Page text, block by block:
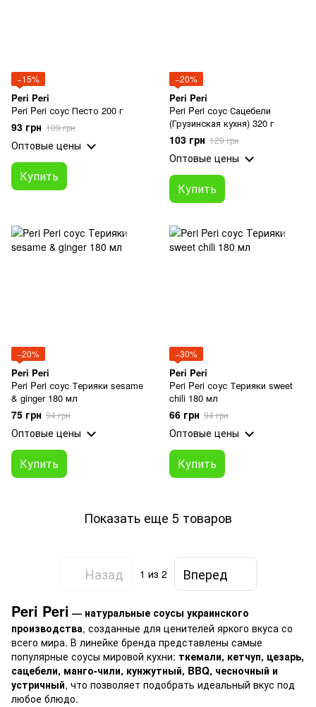
−15%
Peri Peri
Peri Peri соус Песто 200 г
93 грн 109 грн
Оптовые цены
Купить
−20%
Peri Peri
Peri Peri соус Сацебели
(Грузинская кухня) 320 г
103 грн 129 грн
Оптовые цены
Купить
−20%
Peri Peri
Peri Peri соус Терияки sesame
& ginger 180 мл
75 грн 94 грн
Оптовые цены
Купить
−30%
Peri Peri
Peri Peri соус Терияки sweet
chili 180 мл
66 грн 94 грн
Оптовые цены
Купить
Показать еще 5 товаров
Назад 1 из 2 Вперед
Peri Peri — натуральные соусы украинского
производства, созданные для ценителей яркого вкуса со
всего мира. В линейке бренда представлены самые
популярные соусы мировой кухни: ткемали, кетчуп, цезарь,
сацебели, манго-чили, кунжутный, BBQ, чесночный и
устричный, что позволяет подобрать идеальный вкус под
любое блюдо.